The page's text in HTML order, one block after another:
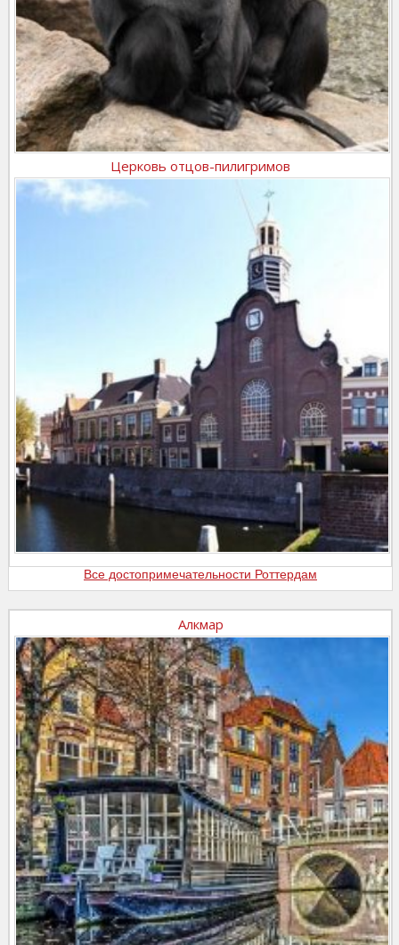
Церковь отцов-пилигримов
Все достопримечательности Роттердам
Алкмар